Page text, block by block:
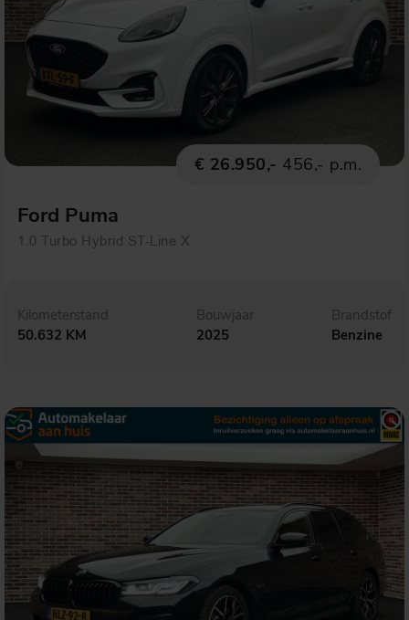
€ 26.950,- 456,- p.m.
Ford Puma
1.0 Turbo Hybrid ST-Line X
Kilometerstand
50.632 KM
Bouwjaar
2025
Brandstof
Benzine